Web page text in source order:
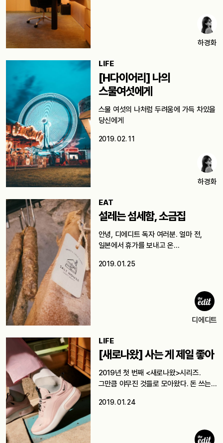
하경화
LIFE
[H다이어리] 나의
스물여섯에게
스물 여섯의 나처럼 두려움에 가득 차있을
당신에게
2019. 02. 11
하경화
EAT
설레는 섬세함, 소금집
안녕, 디에디트 독자 여러분. 얼마 전,
일본에서 휴가를 보내고 온…
2019. 01. 25
디에디트
LIFE
[새로나왔] 사는 게 제일 좋아
2019년 첫 번째 <새로나왔>시리즈.
그만큼 야무진 것들로 모아왔다. 돈 쓰는…
2019. 01. 24